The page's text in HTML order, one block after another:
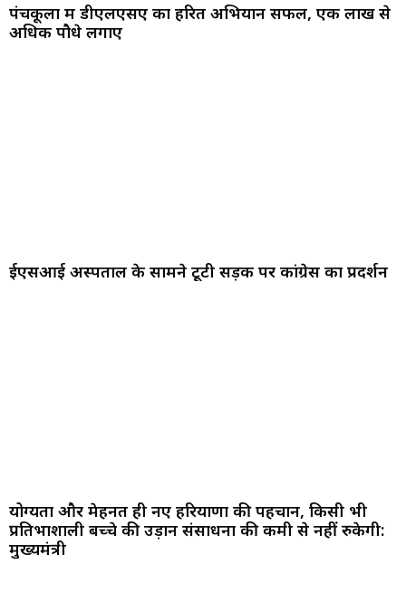
पंचकूला में डीएलएसए का हरित अभियान सफल, एक लाख से
अधिक पौधे लगाए
ईएसआई अस्पताल के सामने टूटी सड़क पर कांग्रेस का प्रदर्शन
योग्यता और मेहनत ही नए हरियाणा की पहचान, किसी भी
प्रतिभाशाली बच्चे की उड़ान संसाधनों की कमी से नहीं रुकेगी:
मुख्यमंत्री